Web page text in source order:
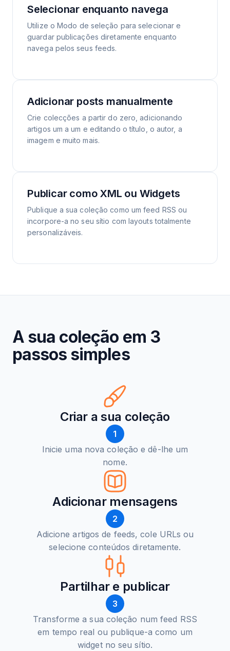
Selecionar enquanto navega
Utilize o Modo de seleção para selecionar e
guardar publicações diretamente enquanto
navega pelos seus feeds.
Adicionar posts manualmente
Crie colecções a partir do zero, adicionando
artigos um a um e editando o título, o autor, a
imagem e muito mais.
Publicar como XML ou Widgets
Publique a sua coleção como um feed RSS ou
incorpore-a no seu sítio com layouts totalmente
personalizáveis.
A sua coleção em 3
passos simples
Criar a sua coleção
1
Inicie uma nova coleção e dê-lhe um
nome.
Adicionar mensagens
2
Adicione artigos de feeds, cole URLs ou
selecione conteúdos diretamente.
Partilhar e publicar
3
Transforme a sua coleção num feed RSS
em tempo real ou publique-a como um
widget no seu sítio.